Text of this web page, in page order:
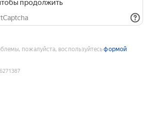
продолжить
пожалуйста, воспользуйтесьформой